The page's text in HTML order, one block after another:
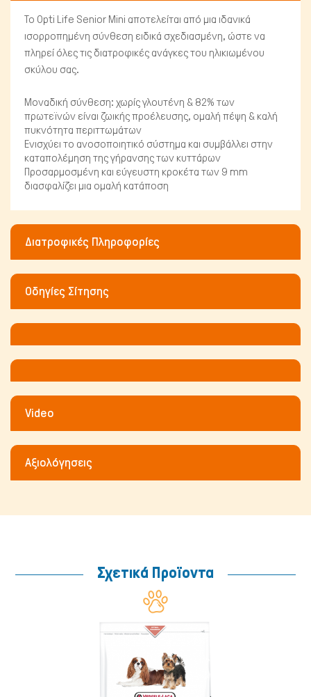
Μικρά ζώα
Ψάρια/Ερπετά
Το Opti Life Senior Mini αποτελείται από μια ιδανικά
ισορροπημένη σύνθεση ειδικά σχεδιασμένη, ώστε να
πληρεί όλες τις διατροφικές ανάγκες του ηλικιωμένου
σκύλου σας.
Μοναδική σύνθεση: χωρίς γλουτένη & 82% των
πρωτεϊνών είναι ζωικής προέλευσης, ομαλή πέψη & καλή
πυκνότητα περιττωμάτων
Ενισχύει το ανοσοποιητικό σύστημα και συμβάλλει στην
καταπολέμηση της γήρανσης των κυττάρων
Προσαρμοσμένη και εύγευστη κροκέτα των 9 mm
διασφαλίζει μια ομαλή κατάποση
Διατροφικές Πληροφορίες
Οδηγίες Σίτησης
Video
Αξιολόγησεις
Σχετικά Προϊοντα